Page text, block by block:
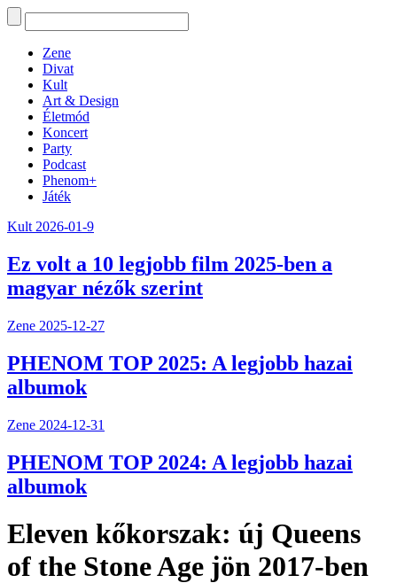
Zene
Divat
Kult
Art & Design
Életmód
Koncert
Party
Podcast
Phenom+
Játék
Kult 2026-01-9
Ez volt a 10 legjobb film 2025-ben a
magyar nézők szerint
Zene 2025-12-27
PHENOM TOP 2025: A legjobb hazai
albumok
Zene 2024-12-31
PHENOM TOP 2024: A legjobb hazai
albumok
Eleven kőkorszak: új Queens
of the Stone Age jön 2017-ben